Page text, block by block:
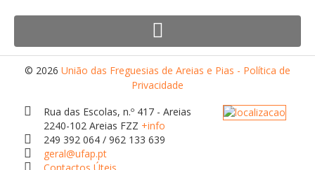
Avarias na Iluminação Pública
Contactos Úteis
Equipamentos
Culturais
© 2026 União das Freguesias de Areias e Pias - Política de
Privacidade
Rua das Escolas, n.º 417 - Areias
2240-102 Areias FZZ +info
249 392 064 / 962 133 639
geral@ufap.pt